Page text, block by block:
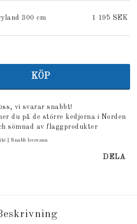
300 cm 1 195 SEK
KÖP
vi svarar snabbt!
du på de större kedjorna i Norden
sömnad av flaggprodukter
| Snabb leverans
DELA